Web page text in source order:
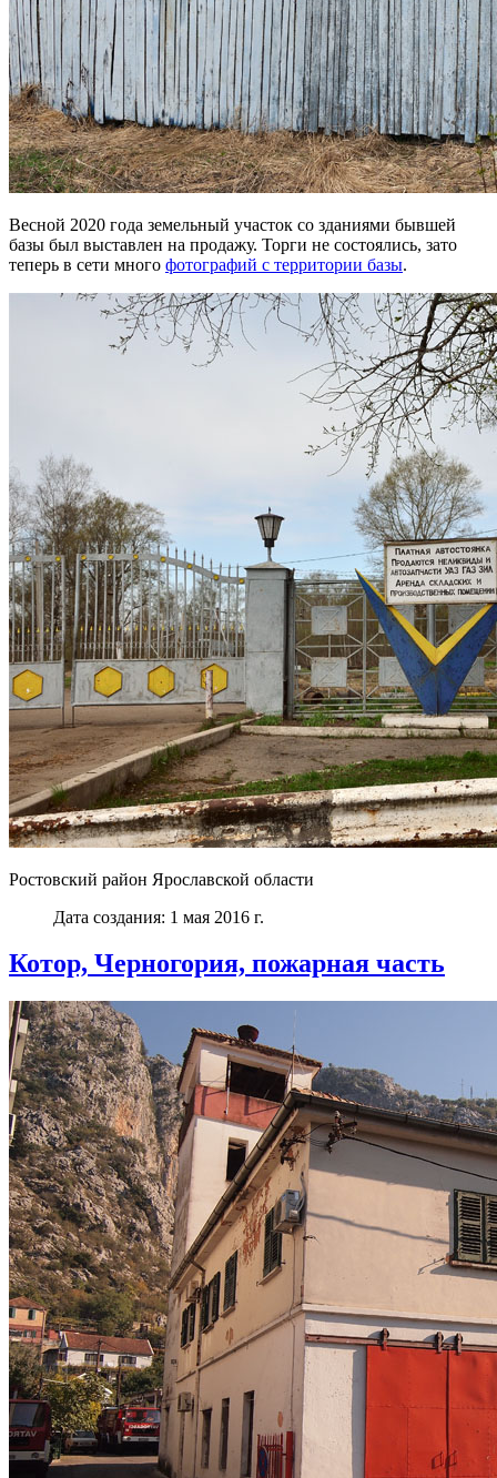
Весной 2020 года земельный участок со зданиями бывшей
базы был выставлен на продажу. Торги не состоялись, зато
теперь в сети много фотографий с территории базы.
Ростовский район Ярославской области
Дата создания: 1 мая 2016 г.
Котор, Черногория, пожарная часть